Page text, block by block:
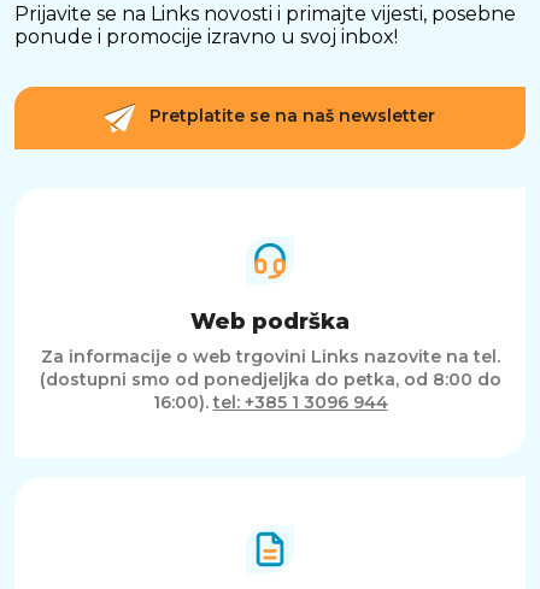
Prijavite se na Links novosti i primajte vijesti, posebne
ponude i promocije izravno u svoj inbox!
Pretplatite se na naš newsletter
Web podrška
Za informacije o web trgovini Links nazovite na tel.
(dostupni smo od ponedjeljka do petka, od 8:00 do
16:00).tel: +385 1 3096 944